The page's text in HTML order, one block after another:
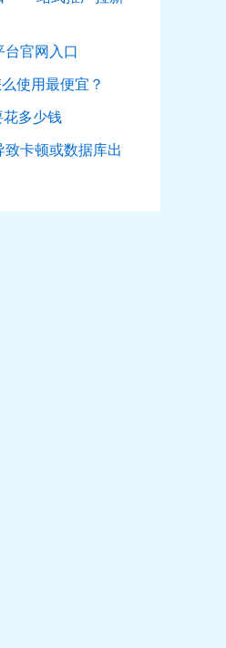
官网入口
使用最便宜？
多少钱
卡顿或数据库出